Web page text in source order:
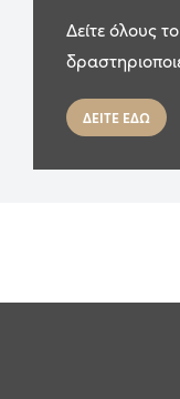
Δείτε όλους
ΔΕΙΤΕ ΕΔΩ